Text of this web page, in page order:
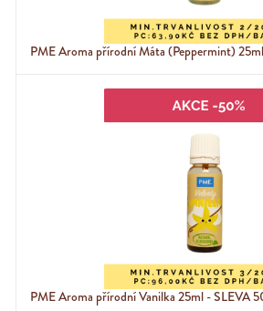
PME Aroma přírodní Máta (Peppermint)
PME Aroma přírodní Vanilka 25ml - SLEVA